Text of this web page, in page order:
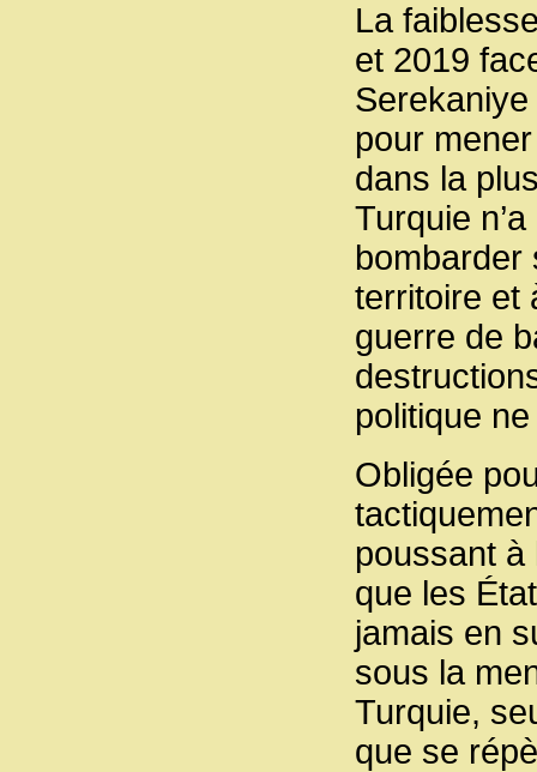
La
et 2019
pour
dans la
Turquie
territoire et
guerre de
politique
Obligée
poussant à
que les
jamais en
sous la
Turquie,
que se